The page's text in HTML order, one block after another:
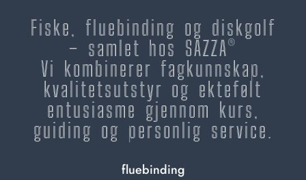
Fiske, fluebinding og diskgolf
– samlet hos SAZZA®
Vi kombinerer fagkunnskap,
kvalitetsutstyr og ektefølt
entusiasme gjennom kurs,
guiding og personlig service.
fluebinding